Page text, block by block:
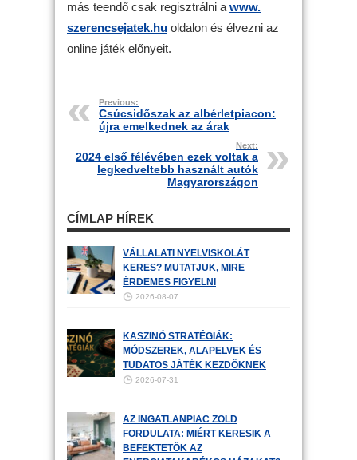
más teendő csak regisztrálni a www.
szerencsejatek.hu oldalon és élvezni az
online játék előnyeit.
Previous:
Csúcsidőszak az albérletpiacon:
újra emelkednek az árak
Next:
2024 első félévében ezek voltak a
legkedveltebb használt autók
Magyarországon
CÍMLAP HÍREK
VÁLLALATI NYELVISKOLÁT
KERES? MUTATJUK, MIRE
ÉRDEMES FIGYELNI
2026-08-07
KASZINÓ STRATÉGIÁK:
MÓDSZEREK, ALAPELVEK ÉS
TUDATOS JÁTÉK KEZDŐKNEK
2026-07-31
AZ INGATLANPIAC ZÖLD
FORDULATA: MIÉRT KERESIK A
BEFEKTETŐK AZ